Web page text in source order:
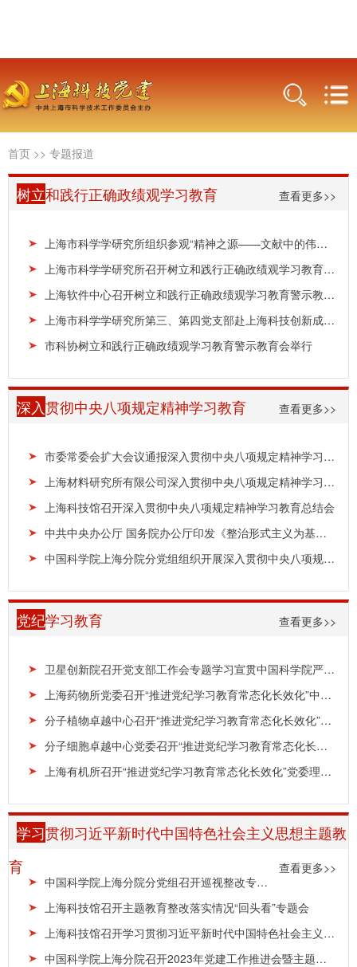
首页 >> 专题报道
树立和践行正确政绩观学习教育 查看更多>>
上海市科学学研究所组织参观“精神之源——文献中的伟大建党精神”主题展
上海市科学学研究所召开树立和践行正确政绩观学习教育警示教育会
上海软件中心召开树立和践行正确政绩观学习教育警示教育会
上海市科学学研究所第三、第四党支部赴上海科技创新成果展等地开展“树立和践行正确政绩观学习教...
市科协树立和践行正确政绩观学习教育警示教育会举行
深入贯彻中央八项规定精神学习教育 查看更多>>
市委常委会扩大会议通报深入贯彻中央八项规定精神学习教育查摆问题整改整治情况
上海材料研究所有限公司深入贯彻中央八项规定精神学习教育总结大会召开
上海科技馆召开深入贯彻中央八项规定精神学习教育总结会
中共中央办公厅 国务院办公厅印发《整治形式主义为基层减负若干规定》
中国科学院上海分院分党组组织开展深入贯彻中央八项规定精神学习教育查摆整治专题工作
党纪学习教育 查看更多>>
卫星创新院召开党支部工作会专题学习宣贯中国科学院严明三项纪律工作要求
上海药物所党委召开“推进党纪学习教育常态化长效化”中心组（扩大）专题学习会
分子植物卓越中心召开“推进党纪学习教育常态化长效化”党委理论学习中心组集体学习会
分子细胞卓越中心党委召开“推进党纪学习教育常态化长效化”理论学习中心组专题学习会
上海有机所召开“推进党纪学习教育常态化长效化”党委理论学习中心组专题学习会
学习贯彻习近平新时代中国特色社会主义思想主题教
育
查看更多>>
中国科学院上海分院分党组召开巡视整改专题民主生活会
上海科技馆召开主题教育整改落实情况“回头看”专题会
上海科技馆召开学习贯彻习近平新时代中国特色社会主义思想主题教育总结会
中国科学院上海分院召开2023年党建工作推进会暨主题教育成果交流会